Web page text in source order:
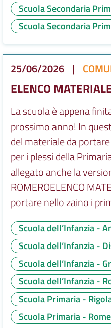
Scuola Secondaria
Scuola Secondaria
25/06/2026 |
ELENCO
La scuola è appena
prossimo anno! In
del materiale da
per i plessi della
allegato anche la
ROMEROELENCO
portare nello zaino i
Scuola dell’Infanzia -
Scuola dell’Infanzia -
Scuola dell’Infanzia -
Scuola dell’Infanzia -
Scuola Primaria -
Scuola Primaria -